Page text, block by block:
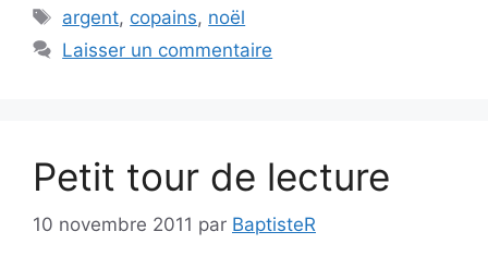
Étiquettes
argent, copains, noël
Laisser un commentaire
Petit tour de lecture
10 novembre 2011 par BaptisteR